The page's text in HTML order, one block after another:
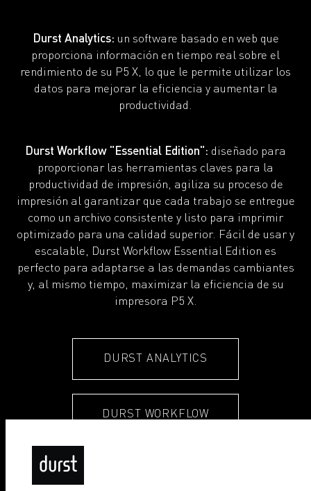
Durst Analytics: un software basado en web que
proporciona información en tiempo real sobre el
rendimiento de su P5 X, lo que le permite utilizar los
datos para mejorar la eficiencia y aumentar la
productividad.
Durst Workflow "Essential Edition": diseñado para
proporcionar las herramientas claves para la
productividad de impresión, agiliza su proceso de
impresión al garantizar que cada trabajo se entregue
como un archivo consistente y listo para imprimir
optimizado para una calidad superior. Fácil de usar y
escalable, Durst Workflow Essential Edition es
perfecto para adaptarse a las demandas cambiantes
y, al mismo tiempo, maximizar la eficiencia de su
impresora P5 X.
DURST ANALYTICS
DURST WORKFLOW